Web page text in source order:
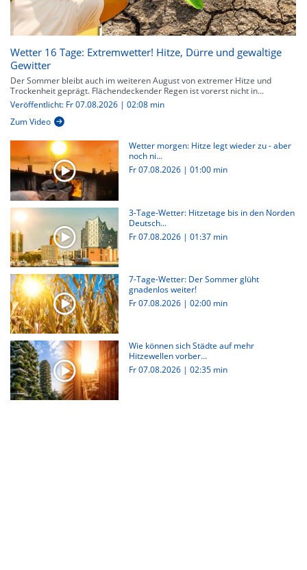
Wetter 16 Tage: Extremwetter! Hitze, Dürre und gewaltige
Gewitter
Der Sommer bleibt auch im weiteren August von extremer Hitze und
Trockenheit geprägt. Flächendeckender Regen ist vorerst nicht in...
Veröffentlicht: Fr 07.08.2026 | 02:08 min
Zum Video
Wetter morgen: Hitze legt wieder zu - aber
noch ni...
Fr 07.08.2026 | 01:00 min
3-Tage-Wetter: Hitzetage bis in den Norden
Deutsch...
Fr 07.08.2026 | 01:37 min
7-Tage-Wetter: Der Sommer glüht
gnadenlos weiter!
Fr 07.08.2026 | 02:00 min
Wie können sich Städte auf mehr
Hitzewellen vorber...
Fr 07.08.2026 | 02:35 min